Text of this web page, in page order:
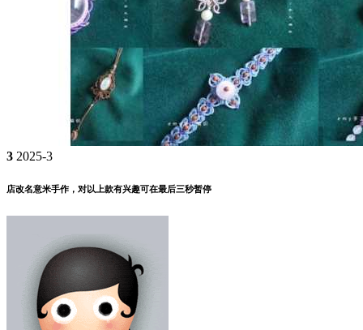
3 2025-3
店改名意米手作，对以上款有兴趣可在最后三秒暂停